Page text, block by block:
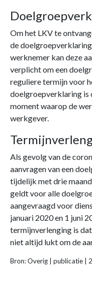
Om het LKV te
de
werknemer kan deze
verplicht om een
reguliere termijn voor
doelgroepverklaring is
moment waarop de
werkgever.
Als gevolg van de
aanvragen van een
tijdelijk met drie
geldt voor alle
aangevraagd voor
januari 2020 en 1 juni
termijnverlenging is
niet altijd lukt om de
Bron: Overig | publicatie |